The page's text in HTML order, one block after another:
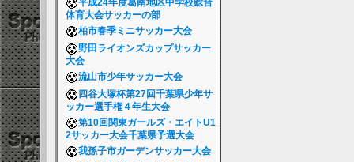
平成24年度葛南地区中学校総合
体育大会サッカーの部
柏市春季ミニサッカー大会
野田ライオンズカップサッカー
大会
流山市少年サッカー大会
四谷大塚杯第27回千葉県少年サ
ッカー選手権４年生大会
第10回関東ガールズ・エイトU1
2サッカー大会千葉県予選大会
我孫子市ガーデンサッカー大会